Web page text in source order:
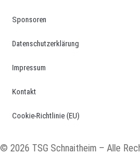
Sponsoren
Datenschutzerklärung
Impressum
Kontakt
Cookie-Richtlinie (EU)
© 2026 TSG Schnaitheim – Alle